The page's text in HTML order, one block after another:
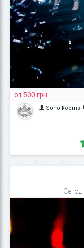
от 500 грн.
Soho Rooms